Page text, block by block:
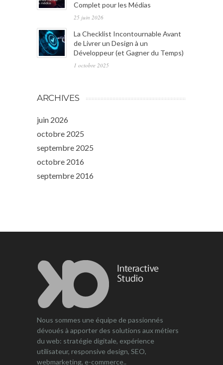
Complet pour les Médias
25 juin 2026
La Checklist Incontournable Avant
de Livrer un Design à un
Développeur (et Gagner du Temps)
1 octobre 2025
ARCHIVES
juin 2026
octobre 2025
septembre 2025
octobre 2016
septembre 2016
Nous sommes une équipe de passionnés
dévoués à apporter des solutions aux métiers
du web: stratégie digitale, expérience
utilisateur, responsive design, SEO,
webmarketing, e-commerce..